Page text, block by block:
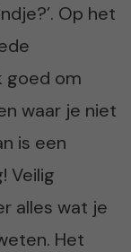
Op het
goed om
waar je niet
is een
Veilig
alles wat je
Het